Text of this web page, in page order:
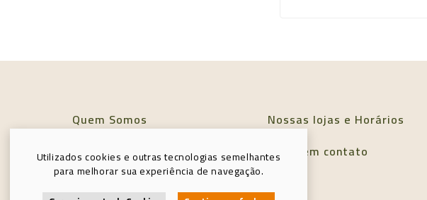
Utilizados cookies e outras tecnologias semelhantes
para melhorar sua experiência de navegação.
Quem Somos
Nossas lojas e Horários
Política de Privacidade
Entre em contato